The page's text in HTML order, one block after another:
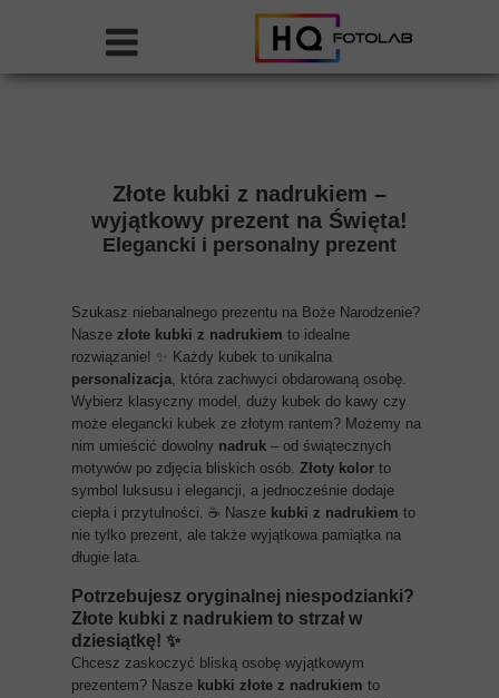
Złote kubki z nadrukiem –
wyjątkowy prezent na Święta!
Elegancki i personalny prezent
Szukasz niebanalnego prezentu na Boże Narodzenie?
Nasze złote kubki z nadrukiem to idealne
rozwiązanie! ✨ Każdy kubek to unikalna
personalizacja, która zachwyci obdarowaną osobę.
Wybierz klasyczny model, duży kubek do kawy czy
może elegancki kubek ze złotym rantem? Możemy na
nim umieścić dowolny nadruk – od świątecznych
motywów po zdjęcia bliskich osób. Złoty kolor to
symbol luksusu i elegancji, a jednocześnie dodaje
ciepła i przytulności. ☕ Nasze kubki z nadrukiem to
nie tylko prezent, ale także wyjątkowa pamiątka na
długie lata.
Potrzebujesz oryginalnej niespodzianki?
Złote kubki z nadrukiem to strzał w
dziesiątkę! ✨
Chcesz zaskoczyć bliską osobę wyjątkowym
prezentem? Nasze kubki złote z nadrukiem to